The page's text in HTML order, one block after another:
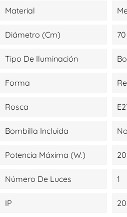
Material
Diámetro (cm) 70
Tipo De Iluminación
Forma
Rosca
Bombilla Incluida No
Potencia Máxima (W.) 20
Número De Luces 1
IP 20